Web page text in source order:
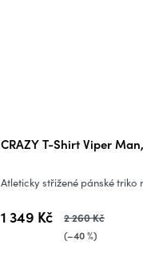
CRAZY T-Shirt Viper
1 349 Kč 2 260 Kč
(–40 %)
Atleticky střižené pánské triko